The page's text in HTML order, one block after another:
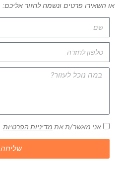
או השאירו פרטים ונשמח לחזור אליכם:
אני מאשר/ת את מדיניות הפרטיות
שליחה